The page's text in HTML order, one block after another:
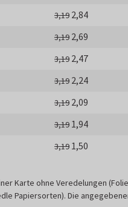
3,19 2,84
3,19 2,69
3,19 2,47
3,19 2,24
3,19 2,09
3,19 1,94
3,19 1,50
Karte ohne Veredelungen
Papiersorten). Die